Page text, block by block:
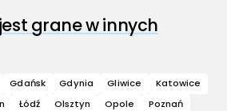
grane w innych
Gdańsk Gdynia Gliwice
Katowice
Łódź Olsztyn Opole
Poznań